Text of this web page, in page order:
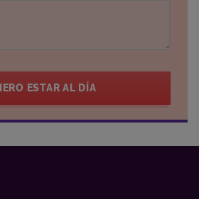
ESTAR AL DÍA